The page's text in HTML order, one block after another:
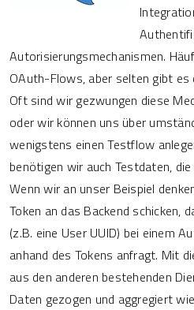
Autorisierungsmechanismen.
OAuth-Flows, aber selten gibt
Oft sind wir gezwungen diese
oder wir können uns über
wenigstens einen Testflow
benötigen wir auch Testdaten,
Wenn wir an unser Beispiel
Token an das Backend schicken,
(z.B. eine User UUID) bei einem
anhand des Tokens anfragt. Mit
aus den anderen bestehenden
Daten gezogen und aggregiert